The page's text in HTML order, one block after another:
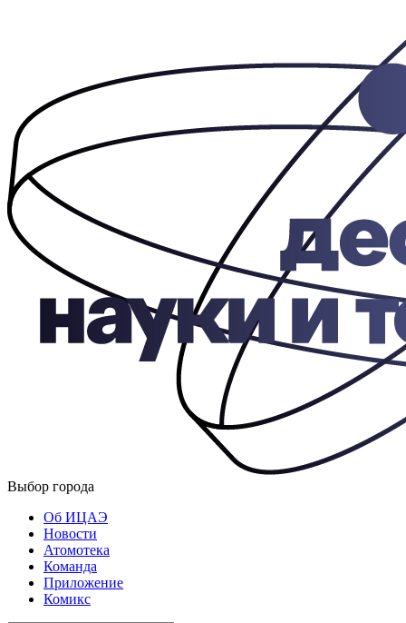
Выбор города
Об ИЦАЭ
Новости
Атомотека
Команда
Приложение
Комикс